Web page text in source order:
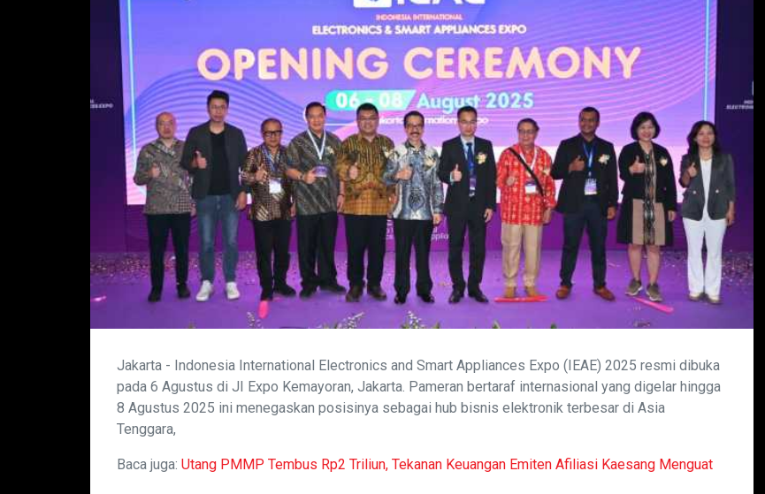
Jakarta - Indonesia International Electronics and Smart Appliances Expo (IEAE) 2025 resmi dibuka
pada 6 Agustus di JI Expo Kemayoran, Jakarta. Pameran bertaraf internasional yang digelar hingga
8 Agustus 2025 ini menegaskan posisinya sebagai hub bisnis elektronik terbesar di Asia
Tenggara,
Baca juga: Utang PMMP Tembus Rp2 Triliun, Tekanan Keuangan Emiten Afiliasi Kaesang Menguat